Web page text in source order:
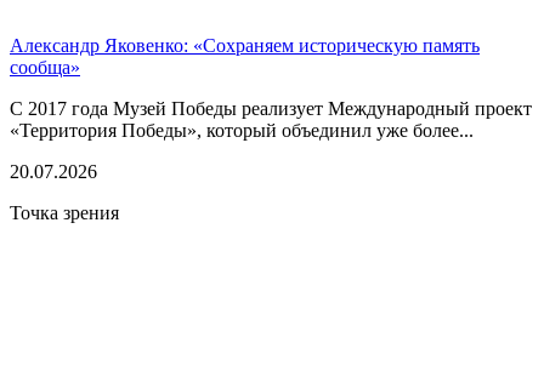
Александр Яковенко: «Сохраняем историческую память
сообща»
С 2017 года Музей Победы реализует Международный проект
«Территория Победы», который объединил уже более...
20.07.2026
Точка зрения